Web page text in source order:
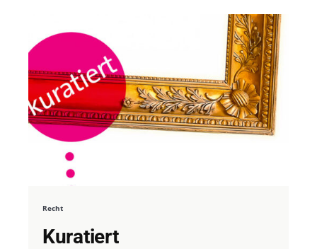
Recht
Kuratiert